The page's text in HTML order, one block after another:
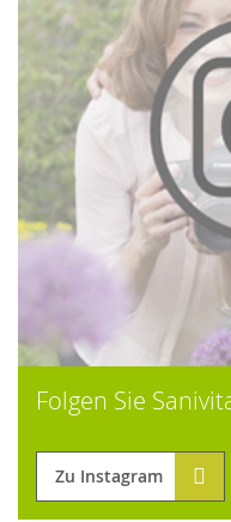
Folgen Sie
Zu Instagram